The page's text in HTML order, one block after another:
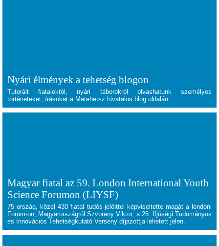
Nyári élmények a tehetség blogon
Tutorált fiataloktól, nyári táborokról olvashatunk személyes
történeteket, írásokat a Matehetsz hivatalos blog oldalán.
Magyar fiatal az 59. London International Youth
Science Forumon (LIYSF)
75 ország, közel 430 fiatal tudós-jelölttel képviseltette magát a londoni
Forum-on, Magyarországról Szvoreny Viktor, a 25. Ifjúsági Tudományos
és Innovációs Tehetségkutató Verseny díjazottja lehetett jelen.